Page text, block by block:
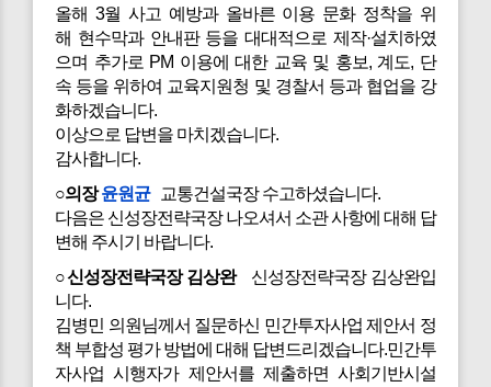
올해 3월 사고 예방과 올바른 이용 문화 정착을 위
해 현수막과 안내판 등을 대대적으로 제작·설치하였
으며 추가로 PM 이용에 대한 교육 및 홍보, 계도, 단
속 등을 위하여 교육지원청 및 경찰서 등과 협업을 강
화하겠습니다.
이상으로 답변을 마치겠습니다.
감사합니다.
○의장윤원균교통건설국장 수고하셨습니다.
다음은 신성장전략국장 나오셔서 소관 사항에 대해 답
변해 주시기 바랍니다.
○신성장전략국장 김상완신성장전략국장 김상완입
니다.
김병민 의원님께서 질문하신 민간투자사업 제안서 정
책 부합성 평가 방법에 대해 답변드리겠습니다.민간투
자사업 시행자가 제안서를 제출하면 사회기반시설